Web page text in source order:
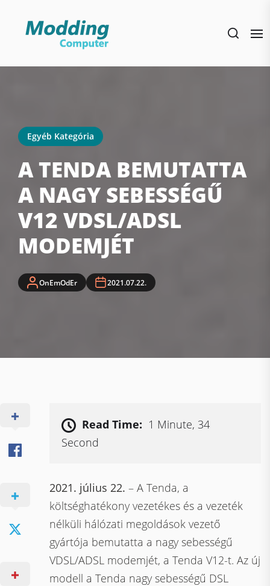
Egyéb Kategória
A TENDA BEMUTATTA
A NAGY SEBESSÉGŰ
V12 VDSL/ADSL
MODEMJÉT
OnEmOdEr 2021.07.22.
Read Time: 1 Minute, 34
Second
2021. július 22. – A Tenda, a
költséghatékony vezetékes és a vezeték
nélküli hálózati megoldások vezető
gyártója bemutatta a nagy sebességű
VDSL/ADSL modemjét, a Tenda V12-t. Az új
modell a Tenda nagy sebességű DSL